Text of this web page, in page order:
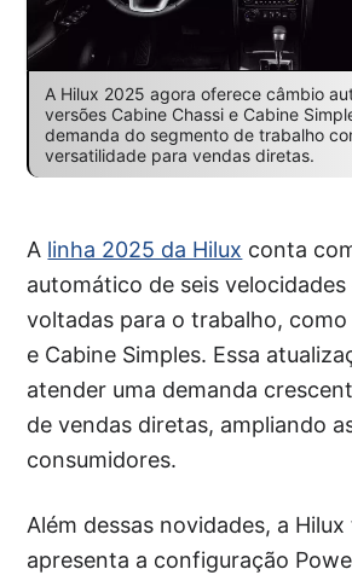
A Hilux 2025 agora oferece câmbio
versões Cabine Chassi e Cabine
demanda do segmento de trabalho
versatilidade para vendas diretas.
A linha 2025 da Hilux conta
automático de seis velocidades
voltadas para o trabalho, como
e Cabine Simples. Essa
atender uma demanda
de vendas diretas, ampliando
consumidores.
Além dessas novidades, a
apresenta a configuração